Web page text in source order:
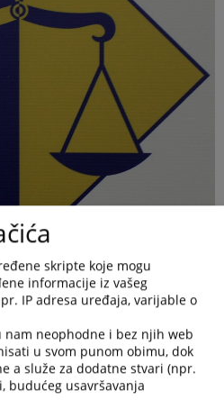
skripte koje mogu
informacije iz vašeg
IP adresa uređaja, varijable o
neophodne i bez njih web
u svom punom obimu, dok
a služe za dodatne stvari (npr.
budućeg usavršavanja